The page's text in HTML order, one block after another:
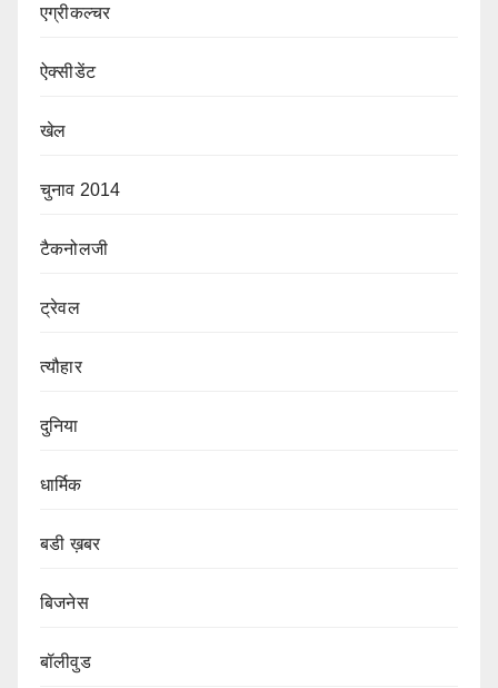
एग्रीकल्चर
ऐक्सीडेंट
खेल
चुनाव 2014
टैकनोलजी
ट्रेवल
त्यौहार
दुनिया
धार्मिक
बडी ख़बर
बिजनेस
बॉलीवुड